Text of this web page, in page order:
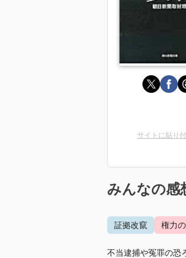
サイトに貼り
みんなの感
証拠改竄 権力
不当逮捕や冤罪の恐